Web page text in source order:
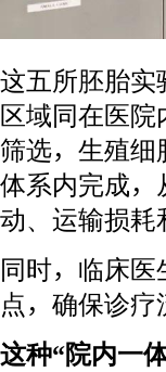
这五所胚胎实
区域同在医院
筛选，生殖细
体系内完成，
动、运输损耗
同时，临床
点，确保诊疗
这种“院内一